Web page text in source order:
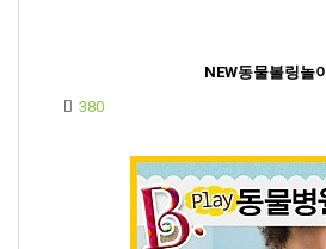
NEW동물볼링놀이
380